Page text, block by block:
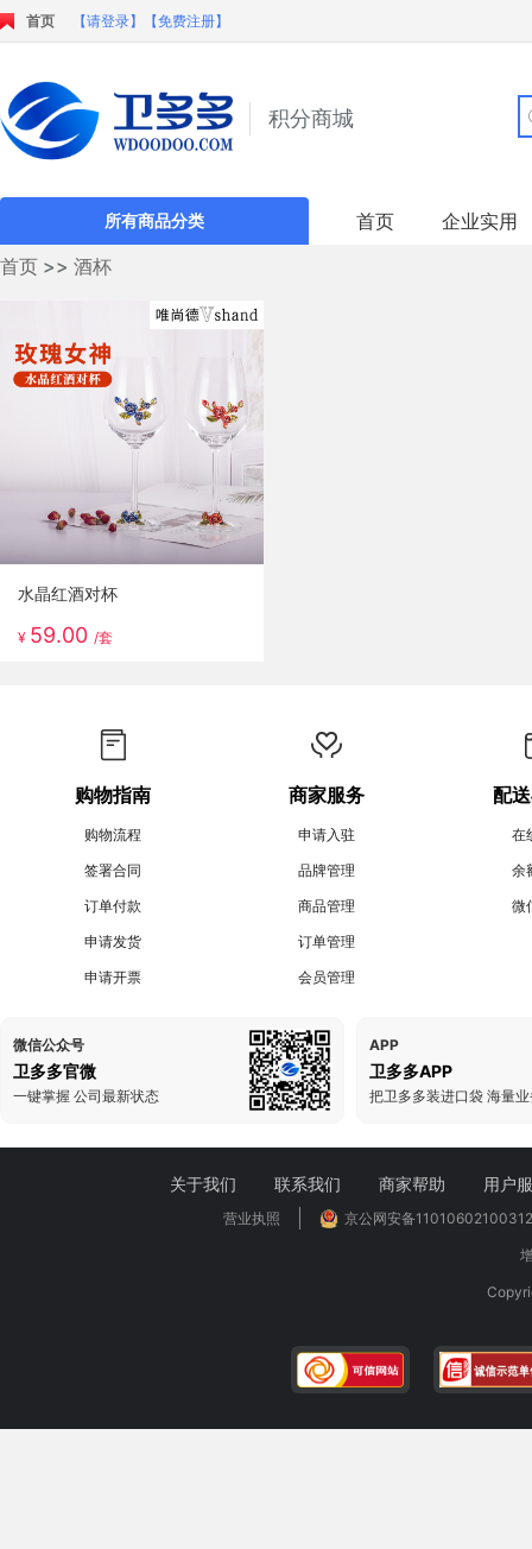
首页 【请登录】 【免费注册】
积分商城
所有商品分类 首页
企业实用
首页 >> 酒杯
水晶红酒对杯
¥ 59.00 /套
购物指南
购物流程
签署合同
订单付款
申请发货
申请开票
商家服务
申请入驻
品牌管理
商品管理
订单管理
会员管理
配
在
余
微
微信公众号
卫多多官微
一键掌握 公司最新状态
APP
卫多多APP
关于我们 联系我们 商家帮助 用户
营业执照 京公网安备